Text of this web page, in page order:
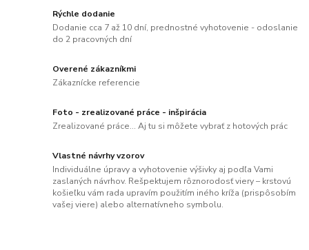
Rýchle dodanie
Dodanie cca 7 až 10 dní, prednostné vyhotovenie - odoslanie
do 2 pracovných dní
Overené zákazníkmi
Zákaznícke referencie
Foto - zrealizované práce - inšpirácia
Zrealizované práce... Aj tu si môžete vybrať z hotových prác
Vlastné návrhy vzorov
Individuálne úpravy a vyhotovenie výšivky aj podľa Vami
zaslaných návrhov. Rešpektujem rôznorodosť viery – krstovú
košieľku vám rada upravím použitím iného kríža (prispôsobím
vašej viere) alebo alternatívneho symbolu.